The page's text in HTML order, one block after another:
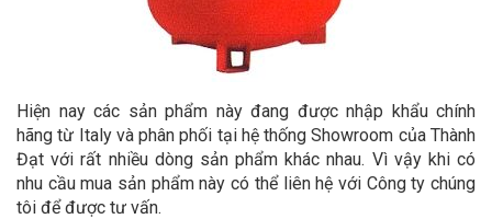
Hiện nay các sản phẩm này đang được nhập khẩu chính
hãng từ Italy và phân phối tại hệ thống Showroom của Thành
Đạt với rất nhiều dòng sản phẩm khác nhau. Vì vậy khi có
nhu cầu mua sản phẩm này có thể liên hệ với Công ty chúng
tôi để được tư vấn.